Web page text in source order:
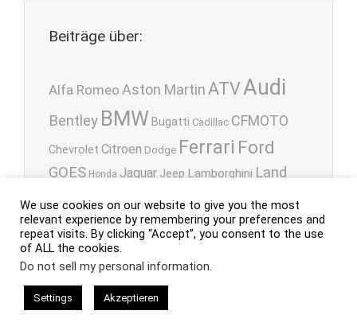
Beiträge über:
Alfa Romeo Aston Martin ATVAudi
Bentley BMW Bugatti Cadillac CFMOTO
Chevrolet Citroen Dodge Ferrari Ford
GOES Honda Jaguar Jeep Lamborghini Land
Mercedes-Benz Mitsubishi
Mitsubishi Lancer
Oldtimer OPELPeugeot
Renault Rolls RoyceSEAT
We use cookies on our website to give you the most
relevant experience by remembering your preferences and
repeat visits. By clicking “Accept”, you consent to the use
of ALL the cookies.
Do not sell my personal information.
Settings Akzeptieren